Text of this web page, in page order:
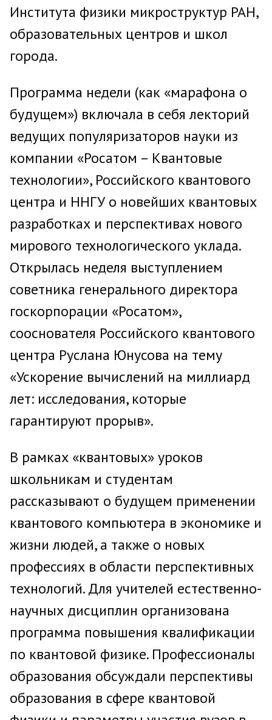
Института физики микроструктур РАН,
образовательных центров и школ
города.
Программа недели (как «марафона о
будущем») включала в себя лекторий
ведущих популяризаторов науки из
компании «Росатом – Квантовые
технологии», Российского квантового
центра и ННГУ о новейших квантовых
разработках и перспективах нового
мирового технологического уклада.
Открылась неделя выступлением
советника генерального директора
госкорпорации «Росатом»,
сооснователя Российского квантового
центра Руслана Юнусова на тему
«Ускорение вычислений на миллиард
лет: исследования, которые
гарантируют прорыв».
В рамках «квантовых» уроков
школьникам и студентам
рассказывают о будущем применении
квантового компьютера в экономике и
жизни людей, а также о новых
профессиях в области перспективных
технологий. Для учителей естественно-
научных дисциплин организована
программа повышения квалификации
по квантовой физике. Профессионалы
образования обсуждали перспективы
образования в сфере квантовой